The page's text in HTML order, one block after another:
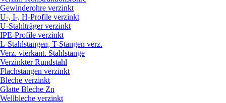
Gewinderohre verzinkt
U-, I-, H-Profile verzinkt
U-Stahlträger verzinkt
IPE-Profile verzinkt
L-Stahlstangen, T-Stangen verz.
Verz. vierkant. Stahlstange
Verzinkter Rundstahl
Flachstangen verzinkt
Bleche verzinkt
Glatte Bleche Zn
Wellbleche verzinkt